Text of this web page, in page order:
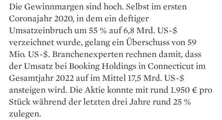
Die Gewinnmargen sind hoch. Selbst im ersten
Coronajahr 2020, in dem ein deftiger
Umsatzeinbruch um 55 % auf 6,8 Mrd. US-$
verzeichnet wurde, gelang ein Überschuss von 59
Mio. US-$. Branchenexperten rechnen damit, dass
der Umsatz bei Booking Holdings in Connecticut im
Gesamtjahr 2022 auf im Mittel 17,5 Mrd. US-$
ansteigen wird. Die Aktie konnte mit rund 1.950 € pro
Stück während der letzten drei Jahre rund 25 %
zulegen.